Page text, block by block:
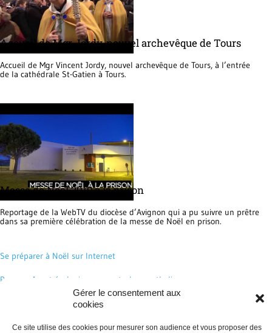
Gérer le consentement aux
cookies
Ce site utilise des cookies pour mesurer son audience et vous proposer des
Accueil de Mgr Jordy, nouvel archevêque de Tours
Accueil de Mgr Vincent Jordy, nouvel archevêque de Tours, à l’entrée
de la cathédrale St-Gatien à Tours.
Messe de Noël 2019 à la prison
Reportage de la WebTV du diocèse d’Avignon qui a pu suivre un prêtre
dans sa première célébration de la messe de Noël en prison.
Se préparer à Noël sur Internet
Pour un Avent écologique sur catechese.catholique
Préparons Noël avec les oeuvres d'art sur narthex.fr
Les traditions de Noël sur eglise.catholique